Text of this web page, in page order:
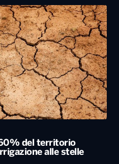
del territorio
alle stelle